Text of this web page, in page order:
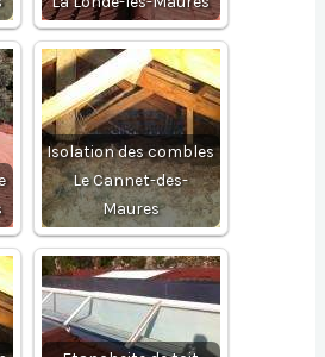
Isolation des combles
Le Cannet-des-
Maures